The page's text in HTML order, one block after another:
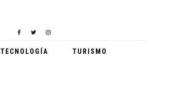
TECNOLOGÍA TURISMO